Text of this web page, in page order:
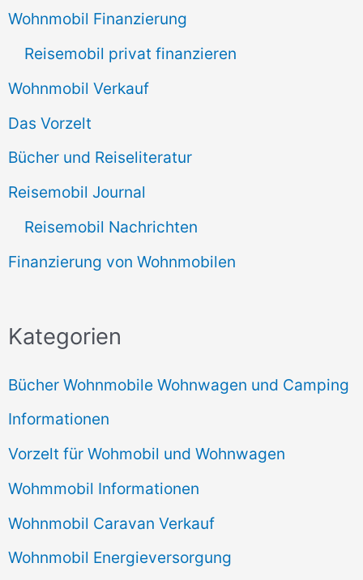
Wohnmobil Finanzierung
Reisemobil privat finanzieren
Wohnmobil Verkauf
Das Vorzelt
Bücher und Reiseliteratur
Reisemobil Journal
Reisemobil Nachrichten
Finanzierung von Wohnmobilen
Kategorien
Bücher Wohnmobile Wohnwagen und Camping
Informationen
Vorzelt für Wohmobil und Wohnwagen
Wohmmobil Informationen
Wohnmobil Caravan Verkauf
Wohnmobil Energieversorgung